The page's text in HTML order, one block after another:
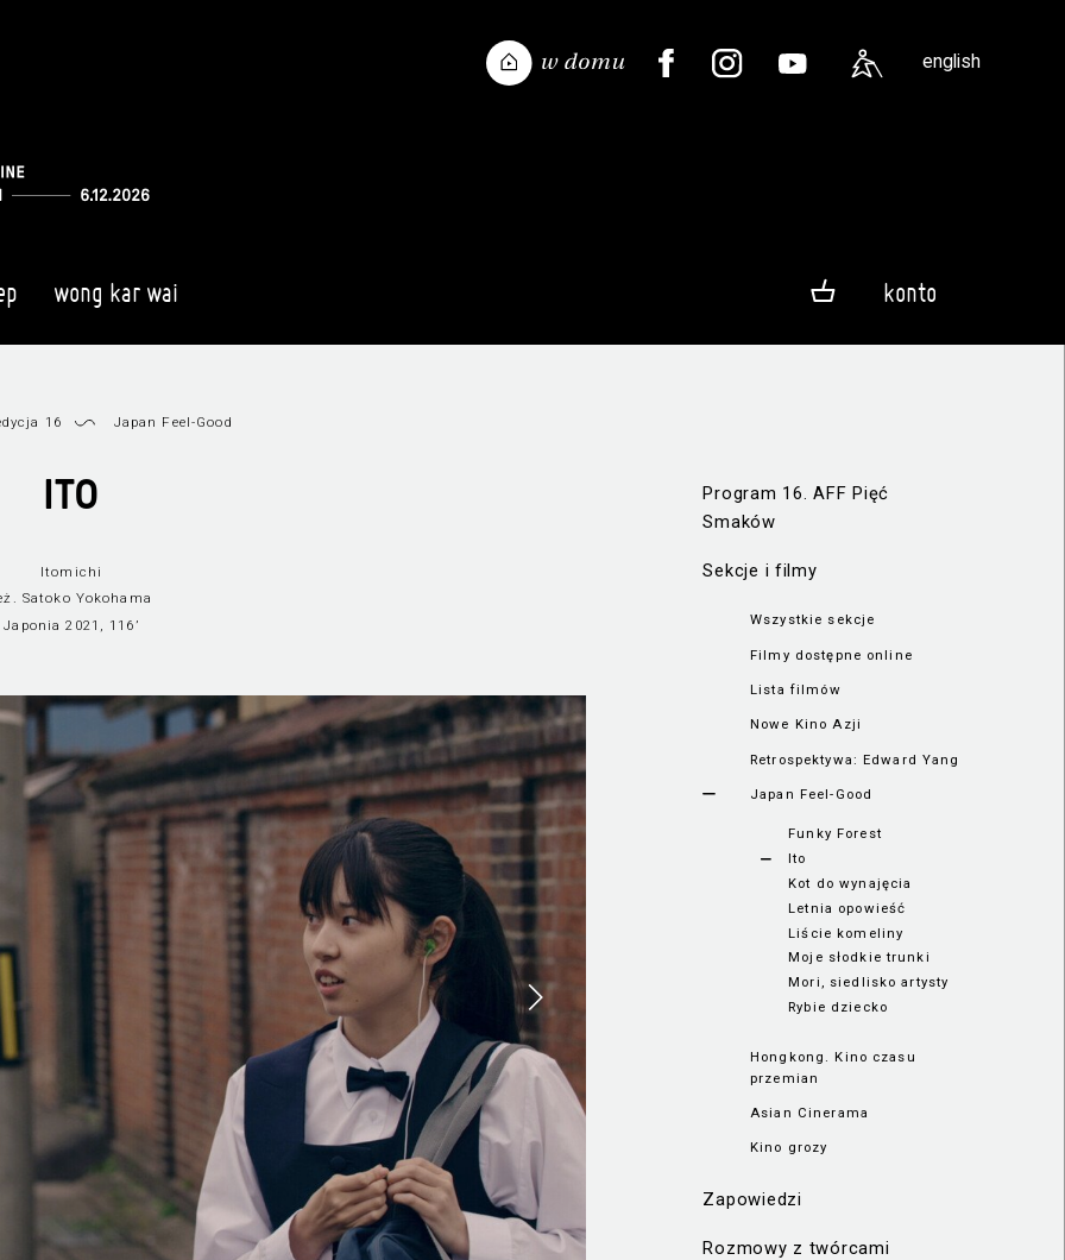
english
wong kar wai konto
Program 16. AFF Pięć
Smaków
Sekcje i filmy
Wszystkie sekcje
Filmy dostępne online
Lista filmów
Nowe Kino Azji
Retrospektywa: Edward Yang
Japan Feel-Good
Funky Forest
Ito
Kot do wynajęcia
Letnia opowieść
Liście komeliny
Moje słodkie trunki
Mori, siedlisko artysty
Rybie dziecko
Hongkong. Kino czasu
przemian
Asian Cinerama
Kino grozy
Zapowiedzi
Rozmowy z twórcami
16 Japan Feel-Good
ITO
Itomichi
Satoko Yokohama
Japonia 2021, 116’